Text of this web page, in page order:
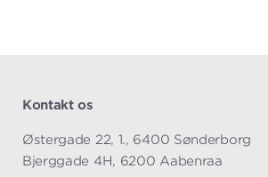
Kontakt os
Østergade 22, 1., 6400 Sønderborg
Bjerggade 4H, 6200 Aabenraa